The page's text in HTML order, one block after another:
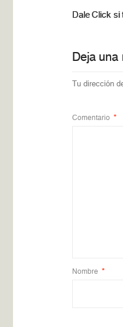
Dale Click si
Deja una
Tu dirección
Comentario *
Nombre *